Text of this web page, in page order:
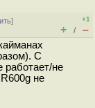
]
+1
+ / –
C
работает/не
не